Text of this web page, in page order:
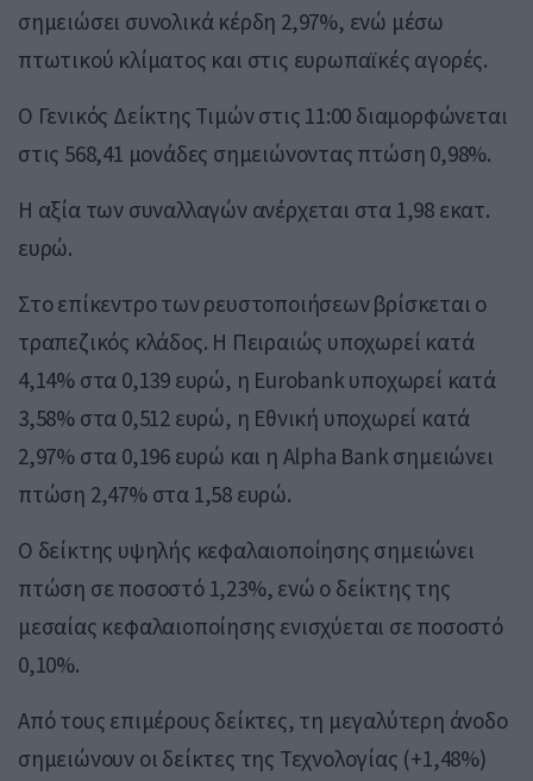
σημειώσει συνολικά κέρδη 2,97%, ενώ μέσω
πτωτικού κλίματος και στις ευρωπαϊκές αγορές.
O Γενικός Δείκτης Τιμών στις 11:00 διαμορφώνεται
στις 568,41 μονάδες σημειώνοντας πτώση 0,98%.
Η αξία των συναλλαγών ανέρχεται στα 1,98 εκατ.
ευρώ.
Στο επίκεντρο των ρευστοποιήσεων βρίσκεται ο
τραπεζικός κλάδος. Η Πειραιώς υποχωρεί κατά
4,14% στα 0,139 ευρώ, η Eurobank υποχωρεί κατά
3,58% στα 0,512 ευρώ, η Εθνική υποχωρεί κατά
2,97% στα 0,196 ευρώ και η Alpha Bank σημειώνει
πτώση 2,47% στα 1,58 ευρώ.
Ο δείκτης υψηλής κεφαλαιοποίησης σημειώνει
πτώση σε ποσοστό 1,23%, ενώ ο δείκτης της
μεσαίας κεφαλαιοποίησης ενισχύεται σε ποσοστό
0,10%.
Από τους επιμέρους δείκτες, τη μεγαλύτερη άνοδο
σημειώνουν οι δείκτες της Τεχνολογίας (+1,48%)